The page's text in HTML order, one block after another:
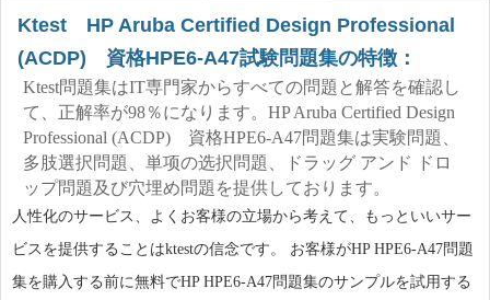
Ktest HP Aruba Certified Design Professional
(ACDP) 資格HPE6-A47試験問題集の特徴：
Ktest問題集はIT専門家からすべての問題と解答を確認し
て、正解率が98％になります。HP Aruba Certified Design
Professional (ACDP) 資格HPE6-A47問題集は実験問題、
多肢選択問題、単项の选択問題、ドラッグ アンド ドロ
ップ問題及び穴埋め問題を提供しております。
人性化のサービス、よくお客様の立場から考えて、もっといいサー
ビスを提供することはktestの信念です。 お客様がHP HPE6-A47問題
集を購入する前に無料でHP HPE6-A47問題集のサンプルを試用する